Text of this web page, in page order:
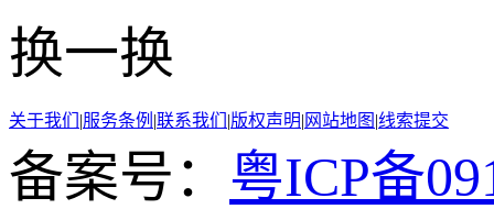
换一换
关于我们 |服务条例 |联系我们 |版权声明| 网站地图 |线索提交
备案号： 粤ICP备